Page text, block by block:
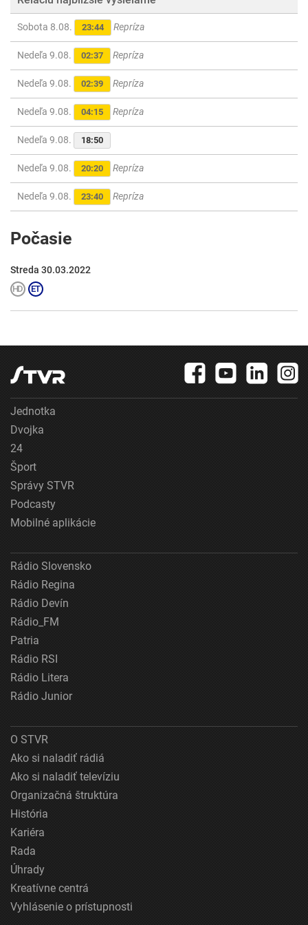
Sobota 8.08. 23:44 Repríza
Nedeľa 9.08. 02:37 Repríza
Nedeľa 9.08. 02:39 Repríza
Nedeľa 9.08. 04:15 Repríza
Nedeľa 9.08. 18:50
Nedeľa 9.08. 20:20 Repríza
Nedeľa 9.08. 23:40 Repríza
Počasie
Streda 30.03.2022
Jednotka
Dvojka
24
Šport
Správy STVR
Podcasty
Mobilné aplikácie
Rádio Slovensko
Rádio Regina
Rádio Devín
Rádio_FM
Patria
Rádio RSI
Rádio Litera
Rádio Junior
O STVR
Ako si naladiť rádiá
Ako si naladiť televíziu
Organizačná štruktúra
História
Kariéra
Rada
Úhrady
Kreatívne centrá
Vyhlásenie o prístupnosti